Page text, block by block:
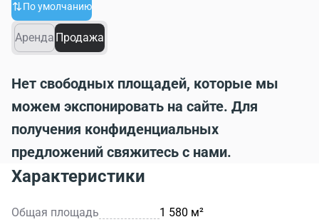
По умолчанию
Аренда Продажа
Нет свободных площадей, которые мы
можем экспонировать на сайте. Для
получения конфиденциальных
предложений свяжитесь с нами.
Характеристики
Общая площадь 1 580 м²